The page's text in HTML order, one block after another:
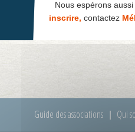
Nous espérons aussi
inscrire,contactez
Guide des associations Qui